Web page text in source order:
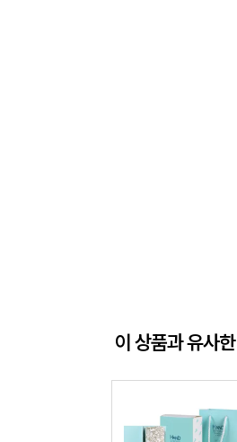
이 상품과 유사한